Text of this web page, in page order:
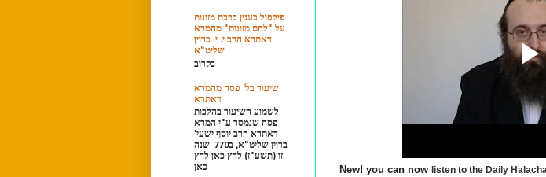
New! you can now listen to the Daily
פילפול בענין ברכת מזונות
על "לחם מזונות" מהמרא
דאתרא הרב י. י. ברוין
שליט"א
בקרוב
שיעור בל' פסח מהמרא
דאתרא
לשמוע השיעור בהלכות
פסח שנמסר ע"י המרא
דאתרא הרב יוסף ישעי'
ברוין שליט"א, ב770 שנה
זו (תשע"ז) לחץ כאן לחץ
כאן